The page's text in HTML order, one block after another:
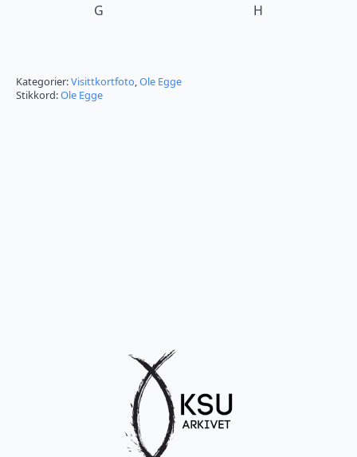
G H
Kategorier:Visittkortfoto Ole Egge
Stikkord:Ole Egge